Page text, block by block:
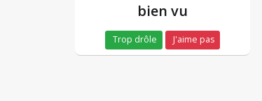
bien vu
Trop drôle J'aime pas